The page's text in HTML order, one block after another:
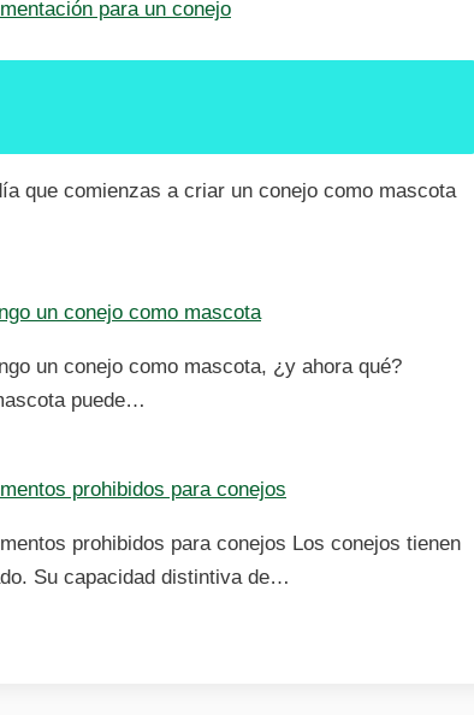
para un conejo
que comienzas a criar un conejo como mascota
un conejo como mascota
un conejo como mascota, ¿y ahora qué?
puede…
prohibidos para conejos
prohibidos para conejos Los conejos tienen
Su capacidad distintiva de…